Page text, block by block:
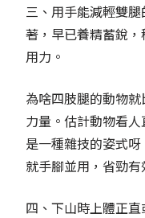
三、用手能減輕雙
著，早已養精蓄銳
用力。
為啥四肢腿的動物
力量。估計動物看
是一種雜技的姿式
就手腳並用，省勁
四、下山時上體正